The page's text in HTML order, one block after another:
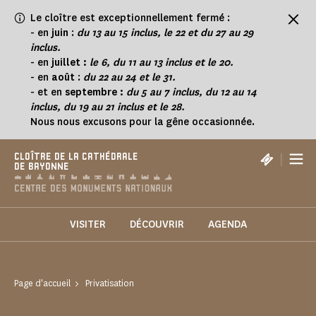
Le cloître est exceptionnellement fermé :
- en juin : du 13 au 15 inclus, le 22 et du 27 au 29
inclus.
- en juillet : le 6, du 11 au 13 inclus et le 20.
- en août : du 22 au 24 et le 31.
- et en septembre : du 5 au 7 inclus, du 12 au 14
inclus, du 19 au 21 inclus et le 28.
Nous nous excusons pour la gêne occasionnée.
CLOÎTRE DE LA CATHÉDRALE
DE BAYONNE
|
VISITER DÉCOUVRIR AGENDA
Page d'accueil Privatisation